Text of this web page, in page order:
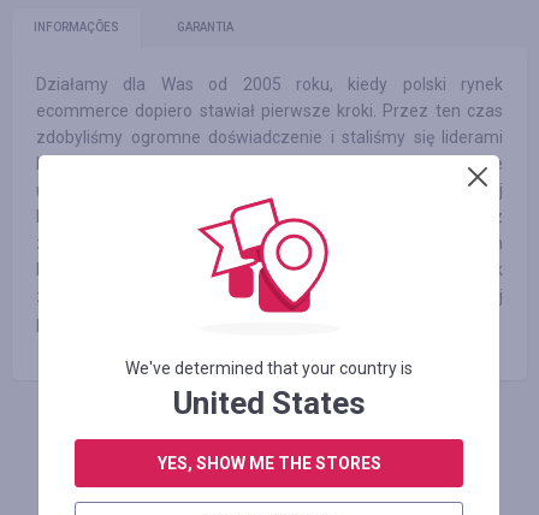
INFORMAÇÕES GARANTIA
Działamy dla Was od 2005 roku, kiedy polski rynek
ecommerce dopiero stawiał pierwsze kroki. Przez ten czas
zdobyliśmy ogromne doświadczenie i staliśmy się liderami
branży, zyskując to co najważniejsze – zaufanie
użytkowników i partnerów biznesowych. Na początku naszej
historii umożliwialiśmy użytkownikom porównywanie cen z
zaledwie 8 sklepów w ramach 4 kategorii, by już po dwóch
latach liczbę tę zwiększyć do ponad 1 000 sklepów. Tak
zaczął się dynamiczny rozwój do pozycji największej
porównywarki cen w Polsce, a później w całej Europie.
FAÇA LOGIN PARA DEIXAR UM COMENTÁRIO
We've determined that your country is
United States
YES, SHOW ME THE STORES